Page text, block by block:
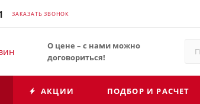
ЗАКАЗАТЬ ЗВОНОК
О цене – с нами можно
договориться!
АКЦИИ ПОДБОР И РАСЧЕТ